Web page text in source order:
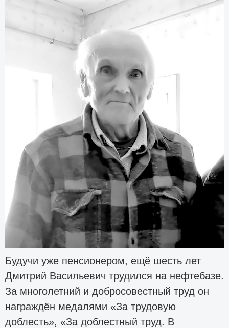
Будучи уже пенсионером, ещё шесть лет
Дмитрий Васильевич трудился на нефтебазе.
За многолетний и добросовестный труд он
награждён медалями «За трудовую
доблесть», «За доблестный труд. В